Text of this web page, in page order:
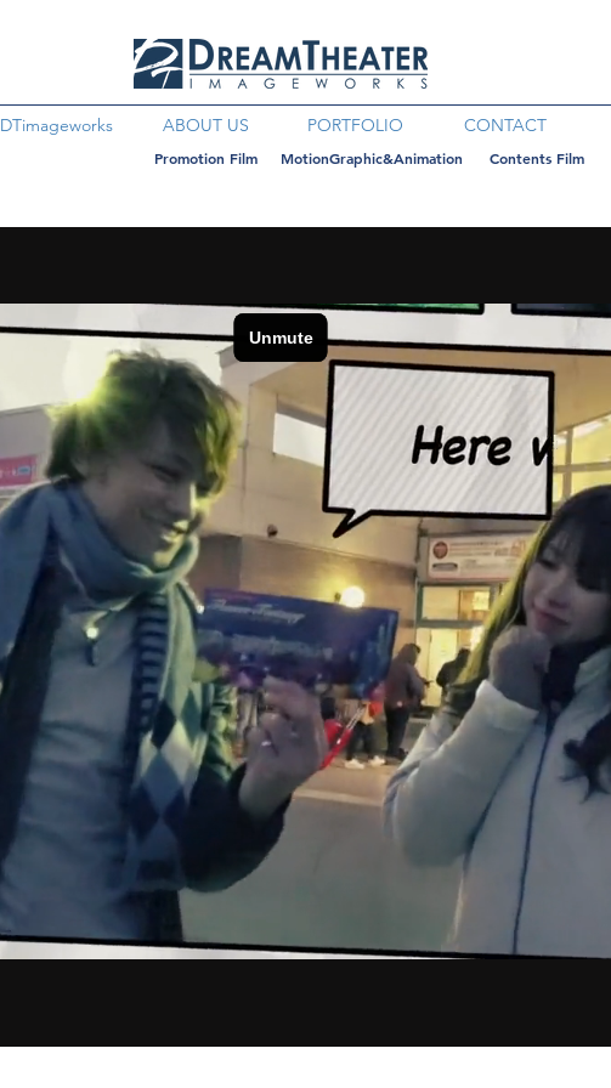
DTimageworks ABOUT US PORTFOLIO CONTACT
Promotion Film MotionGraphic&Animation Contents Film